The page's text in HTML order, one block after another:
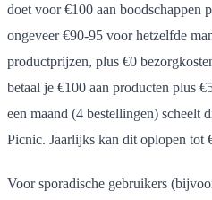
doet voor €100 aan boodschappen
ongeveer €90-95 voor hetzelfde
productprijzen, plus €0
betaal je €100 aan producten plus
een maand (4 bestellingen) scheelt
Picnic. Jaarlijks kan dit oplopen tot
Voor sporadische gebruikers